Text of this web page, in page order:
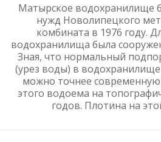
Матырское водохранилище
нужд Новолипецкого
комбината в 1976 году.
водохранилища была
Зная, что нормальный
(урез воды) в водохранилище
можно точнее
этого водоема на
годов. Плотина на